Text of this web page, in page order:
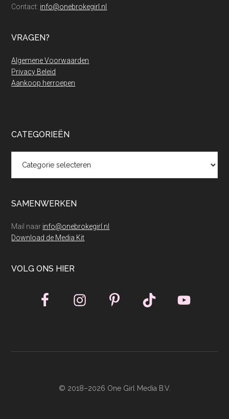
Contact: info@onebrokegirl.nl
VRAGEN?
Algemene Voorwaarden
Privacy Beleid
Aankoop herroepen
CATEGORIEËN
SAMENWERKEN
Mail naar info@onebrokegirl.nl
Download de Media Kit
VOLG ONS HIER
© 2018–2026 One Girl Media B.V.